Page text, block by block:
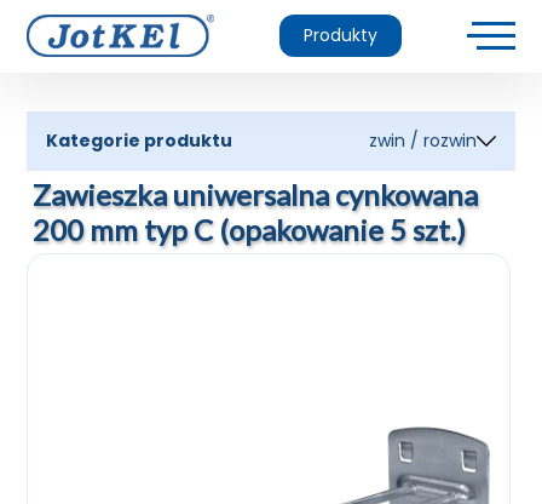
Produkty
Kategorie produktu zwin / rozwin
Zawieszka uniwersalna cynkowana
200 mm typ C (opakowanie 5 szt.)